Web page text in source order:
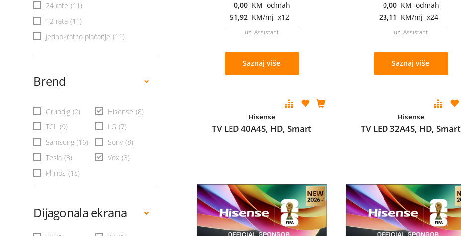
24 rate (11)
12 rata (11)
Jednokratno plaćanje (11)
Brend
Grundig (2) Hisense (8)
TCL (9) LG (7)
Samsung (16) Sony (8)
Tesla (3) Vox (3)
Philips (18)
Dijagonala ekrana
0,00 KM odmah
51,92 KM/mj x12
uz Assistant
Saznaj više
0,00 KM odmah
23,11 KM/mj x24
uz Assistant
Saznaj više
Hisense
TV LED 40A4S, HD, Smart
Hisense
TV LED 32A4S, HD, Smart